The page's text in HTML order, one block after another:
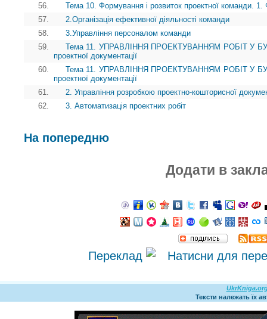
56.
Тема 10. Формування і розвиток проектної команди.
57.
2.Організація ефективної діяльності команди
58.
3.Управління персоналом команди
59.
Тема 11. УПРАВЛІННЯ ПРОЕКТУВАННЯМ РОБІТ У
проектної документації
60.
Тема 11. УПРАВЛІННЯ ПРОЕКТУВАННЯМ РОБІТ У
проектної документації
61.
2. Управління розробкою проектно-кошторисної
62.
3. Автоматизація проектних робіт
На попередню
Додати в
Переклад
Тексти належать їх